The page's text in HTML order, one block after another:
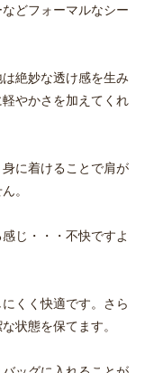
どフォーマルなシー
絶妙な透け感を生み
やかさを加えてくれ
に着けることで肩が
。
じ・・・不快ですよ
くく快適です。さら
状態を保てます。